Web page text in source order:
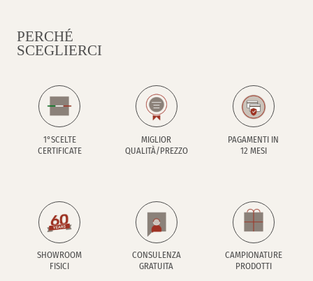
PERCHÉ
SCEGLIERCI
1°SCELTE
CERTIFICATE
MIGLIOR
QUALITÀ/PREZZO
PAGAMENTI IN
12 MESI
SHOWROOM
FISICI
CONSULENZA
GRATUITA
CAMPIONATURE
PRODOTTI